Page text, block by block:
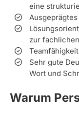
eine
zur
Teamfähigkeit
Sehr gute
Wort und
Warum